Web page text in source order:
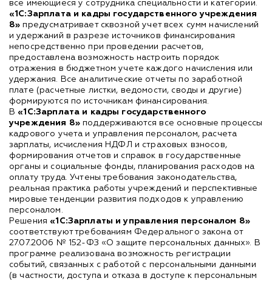
все имеющиеся у сотрудника специальности и категории.
«1С:Зарплата и кадры государственного учреждения
8» предусматривает сквозной учет всех сумм начислений
и удержаний в разрезе источников финансирования
непосредственно при проведении расчетов,
предоставлена возможность настроить порядок
отражения в бюджетном учете каждого начисления или
удержания. Все аналитические отчеты по заработной
плате (расчетные листки, ведомости, своды и другие)
формируются по источникам финансирования.
В «1С:Зарплата и кадры государственного
учреждения 8»поддерживаются все основные процессы
кадрового учета и управления персоналом, расчета
зарплаты, исчисления НДФЛ и страховых взносов,
формирования отчетов и справок в государственные
органы и социальные фонды, планирования расходов на
оплату труда. Учтены требования законодательства,
реальная практика работы учреждений и перспективные
мировые тенденции развития подходов к управлению
персоналом.
Решения «1С:Зарплаты и управления персоналом 8»
соответствуют требованиям Федерального закона от
27.07.2006 № 152-ФЗ «О защите персональных данных». В
программе реализована возможность регистрации
событий, связанных с работой с персональными данными
(в частности, доступа и отказа в доступе к персональным